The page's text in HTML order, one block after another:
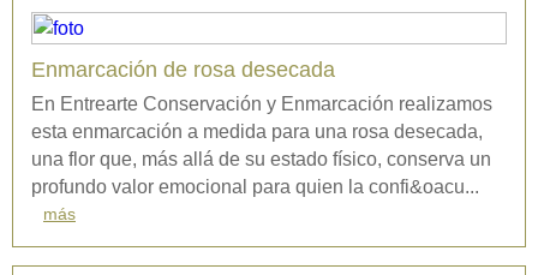
Enmarcación de rosa desecada
En Entrearte Conservación y Enmarcación realizamos
esta enmarcación a medida para una rosa desecada,
una flor que, más allá de su estado físico, conserva un
profundo valor emocional para quien la confi&oacu...
más